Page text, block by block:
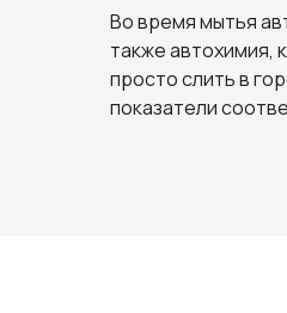
Во время мытья
также автохимия,
просто слить в
показатели